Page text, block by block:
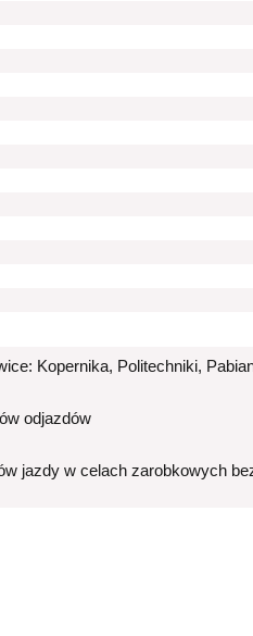
Kopernika, Politechniki,
odjazdów
jazdy w celach zarobkowych